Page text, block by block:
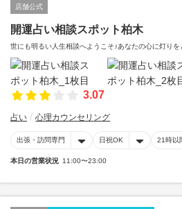
店舗公式
開運占い相談スポット柏木
世にも明るい人生相談へようこそ♪あなたの心に灯り
3.07
占い 心理カウンセリング
出張・訪問専門 日祝OK 21時以
本日の営業状況 11:00〜23:00